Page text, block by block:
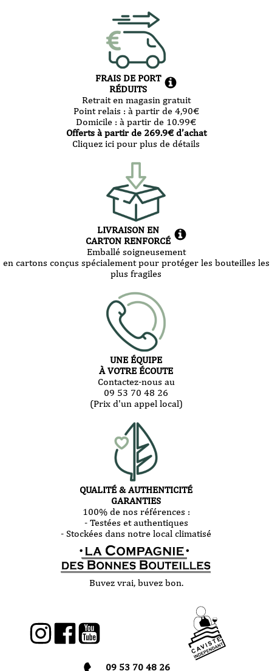
FRAIS DE PORT
RÉDUITS
Retrait en magasin gratuit
Point relais : à partir de 4,90€
Domicile : à partir de 10.99€
Offerts à partir de 269.9€ d’achat
Cliquez ici pour plus de détails
LIVRAISON EN
CARTON RENFORCÉ
Emballé soigneusement
en cartons conçus spécialement pour protéger les bouteilles les
plus fragiles
UNE ÉQUIPE
À VOTRE ÉCOUTE
Contactez-nous au
09 53 70 48 26
(Prix d'un appel local)
QUALITÉ & AUTHENTICITÉ
GARANTIES
100% de nos références :
- Testées et authentiques
- Stockées dans notre local climatisé
Buvez vrai, buvez bon.
09 53 70 48 26